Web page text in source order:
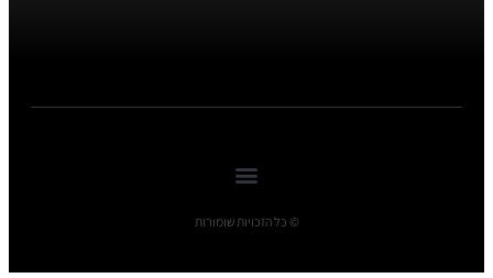
© כל הזכויות שומורות